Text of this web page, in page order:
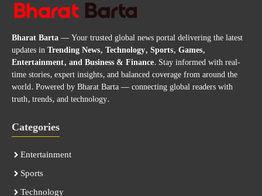
Bharat Barta— Your trusted global news portal delivering the latest
updates inTrending News, Technology, Sports, Games,
Entertainment, and Business & Finance. Stay informed with real-
time stories, expert insights, and balanced coverage from around the
world. Powered by Bharat Barta — connecting global readers with
truth, trends, and technology.
Categories
Entertainment
Sports
Technology